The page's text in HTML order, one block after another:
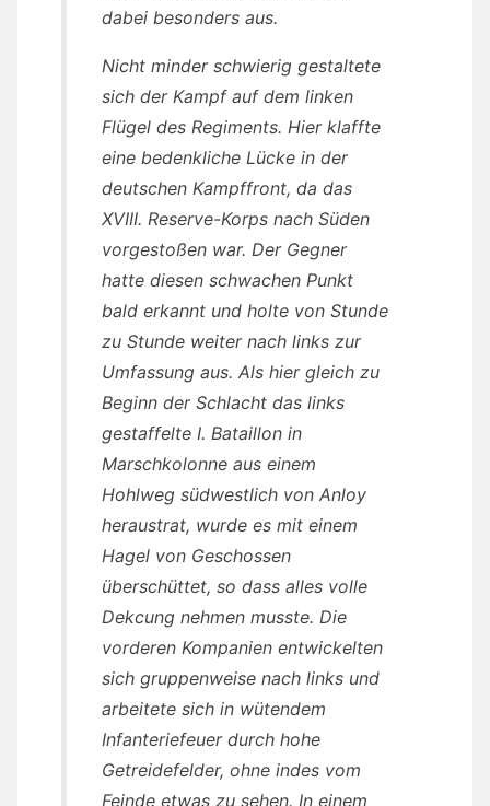
dabei besonders aus.
Nicht minder schwierig gestaltete
sich der Kampf auf dem linken
Flügel des Regiments. Hier klaffte
eine bedenkliche Lücke in der
deutschen Kampffront, da das
XVIII. Reserve-Korps nach Süden
vorgestoßen war. Der Gegner
hatte diesen schwachen Punkt
bald erkannt und holte von Stunde
zu Stunde weiter nach links zur
Umfassung aus. Als hier gleich zu
Beginn der Schlacht das links
gestaffelte I. Bataillon in
Marschkolonne aus einem
Hohlweg südwestlich von Anloy
heraustrat, wurde es mit einem
Hagel von Geschossen
überschüttet, so dass alles volle
Dekcung nehmen musste. Die
vorderen Kompanien entwickelten
sich gruppenweise nach links und
arbeitete sich in wütendem
Infanteriefeuer durch hohe
Getreidefelder, ohne indes vom
Feinde etwas zu sehen. In einem